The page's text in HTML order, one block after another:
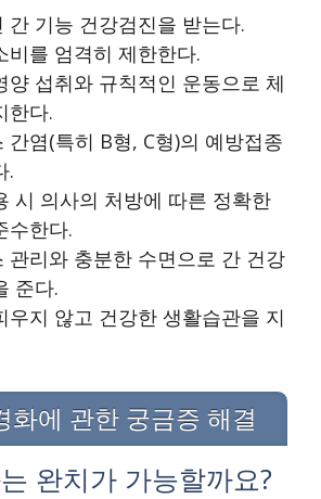
간 기능 건강검진을 받는다.
비를 엄격히 제한한다.
양 섭취와 규칙적인 운동으로 체
한다.
간염(특히 B형, C형)의 예방접종
.
시 의사의 처방에 따른 정확한
수한다.
관리와 충분한 수면으로 간 건강
준다.
우지 않고 건강한 생활습관을 지
화에 관한 궁금증 해결
완치가 가능할까요?